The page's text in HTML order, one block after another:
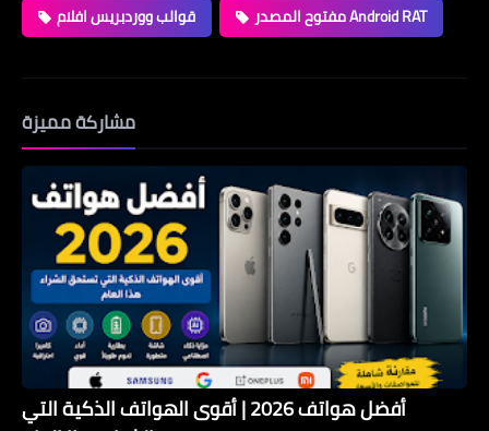
قوالب ووردبريس افلام
مفتوح المصدر Android RAT
مشاركة مميزة
أفضل هواتف 2026 | أقوى الهواتف الذكية التي